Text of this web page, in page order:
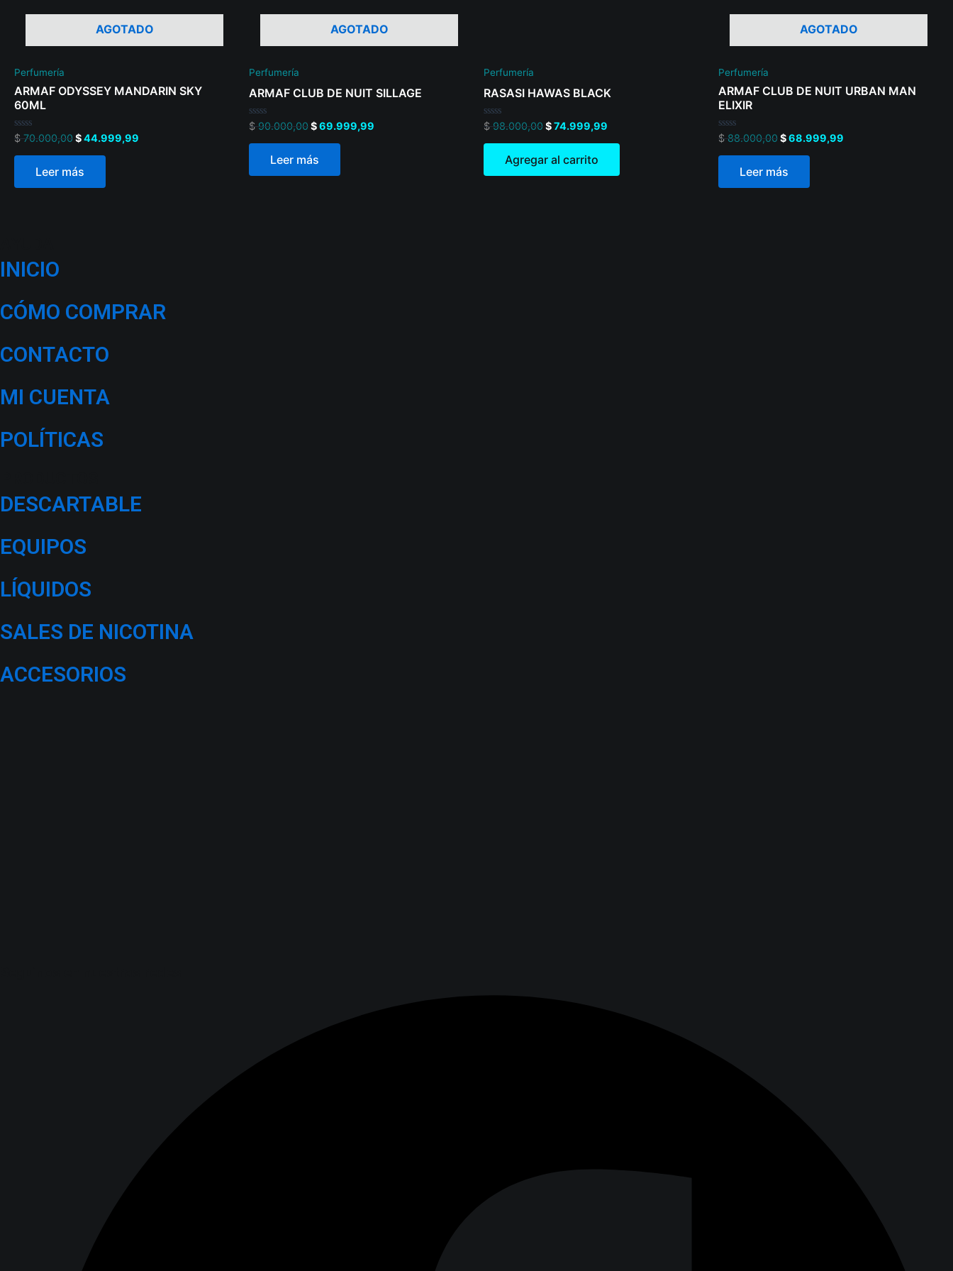
AGOTADO
Perfumería
ARMAF ODYSSEY MANDARIN SKY
60ML
Valorado
en
0
$70.000,00$44.999,99
Leer más
AGOTADO
Perfumería
ARMAF CLUB DE NUIT SILLAGE
Valorado
en
0
$90.000,00$69.999,99
Leer más
Perfumería
RASASI HAWAS BLACK
Valorado
en
0
$98.000,00$74.999,99
Agregar al carrito
AGOTADO
Perfumería
ARMAF CLUB DE NUIT URBAN MAN
ELIXIR
Valorado
en
0
$88.000,00$68.999,99
Leer más
INICIO
CÓMO COMPRAR
CONTACTO
MI CUENTA
POLÍTICAS
DESCARTABLE
EQUIPOS
LÍQUIDOS
SALES DE NICOTINA
ACCESORIOS